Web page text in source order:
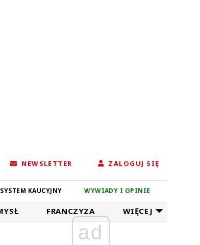
NEWSLETTER ZALOGUJ SIĘ
SYSTEM KAUCYJNY WYWIADY I OPINIE
FRANCZYZA WIĘCEJ
ad